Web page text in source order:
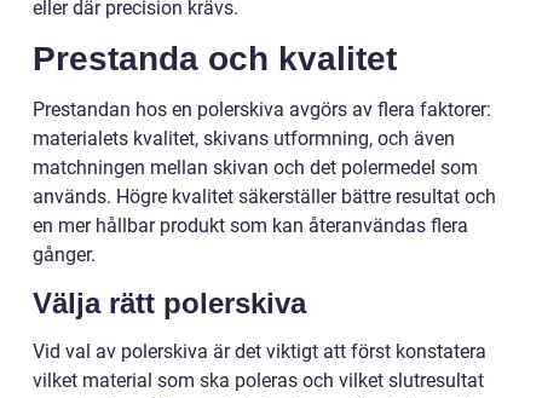
eller där precision krävs.
Prestanda och kvalitet
Prestandan hos en polerskiva avgörs av flera faktorer:
materialets kvalitet, skivans utformning, och även
matchningen mellan skivan och det polermedel som
används. Högre kvalitet säkerställer bättre resultat och
en mer hållbar produkt som kan återanvändas flera
gånger.
Välja rätt polerskiva
Vid val av polerskiva är det viktigt att först konstatera
vilket material som ska poleras och vilket slutresultat